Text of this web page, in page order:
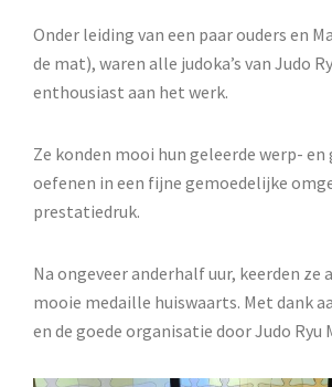
Onder leiding van een paar ouders en
de mat), waren alle judoka’s van Judo
enthousiast aan het werk.
Ze konden mooi hun geleerde werp-
oefenen in een fijne gemoedelijke
prestatiedruk.
Na ongeveer anderhalf uur, keerden ze
mooie medaille huiswaarts. Met dank
en de goede organisatie door Judo Ryu